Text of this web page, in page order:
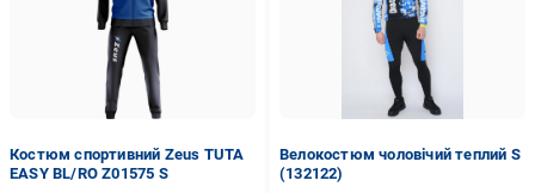
Костюм спортивний Zeus TUTA
EASY BL/RO Z01575 S
Велокостюм чоловічий теплий S
(132122)